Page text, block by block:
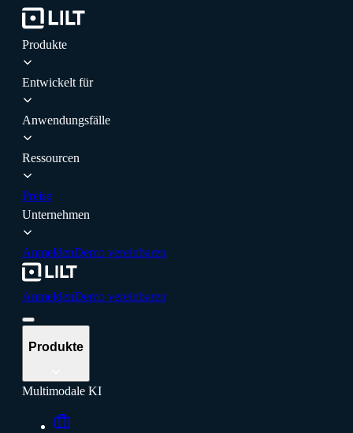
Produkte
Entwickelt für
Anwendungsfälle
Ressourcen
Preise
Unternehmen
AnmeldenDemo vereinbaren
AnmeldenDemo vereinbaren
Produkte
Multimodale KI